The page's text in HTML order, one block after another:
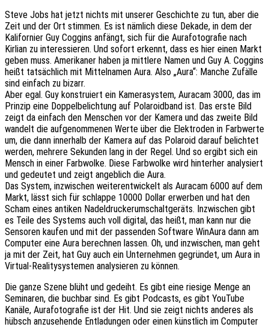
Steve Jobs hat jetzt nichts mit unserer Geschichte zu tun, aber die
Zeit und der Ort stimmen. Es ist nämlich diese Dekade, in dem der
Kalifornier Guy Coggins anfängt, sich für die Aurafotografie nach
Kirlian zu interessieren. Und sofort erkennt, dass es hier einen Markt
geben muss. Amerikaner haben ja mittlere Namen und Guy A. Coggins
heißt tatsächlich mit Mittelnamen Aura. Also „Aura“: Manche Zufälle
sind einfach zu bizarr.
Aber egal. Guy konstruiert ein Kamerasystem, Auracam 3000, das im
Prinzip eine Doppelbelichtung auf Polaroidband ist. Das erste Bild
zeigt da einfach den Menschen vor der Kamera und das zweite Bild
wandelt die aufgenommenen Werte über die Elektroden in Farbwerte
um, die dann innerhalb der Kamera auf das Polaroid darauf belichtet
werden, mehrere Sekunden lang in der Regel. Und so ergibt sich ein
Mensch in einer Farbwolke. Diese Farbwolke wird hinterher analysiert
und gedeutet und zeigt angeblich die Aura.
Das System, inzwischen weiterentwickelt als Auracam 6000 auf dem
Markt, lässt sich für schlappe 10000 Dollar erwerben und hat den
Scham eines antiken Nadeldruckerumschaltgeräts. Inzwischen gibt
es Teile des Systems auch voll digital, das heißt, man kann nur die
Sensoren kaufen und mit der passenden Software WinAura dann am
Computer eine Aura berechnen lassen. Oh, und inzwischen, man geht
ja mit der Zeit, hat Guy auch ein Unternehmen gegründet, um Aura in
Virtual-Realitysystemen analysieren zu können.
Die ganze Szene blüht und gedeiht. Es gibt eine riesige Menge an
Seminaren, die buchbar sind. Es gibt Podcasts, es gibt YouTube
Kanäle, Aurafotografie ist der Hit. Und sie zeigt nichts anderes als
hübsch anzusehende Entladungen oder einen künstlich im Computer